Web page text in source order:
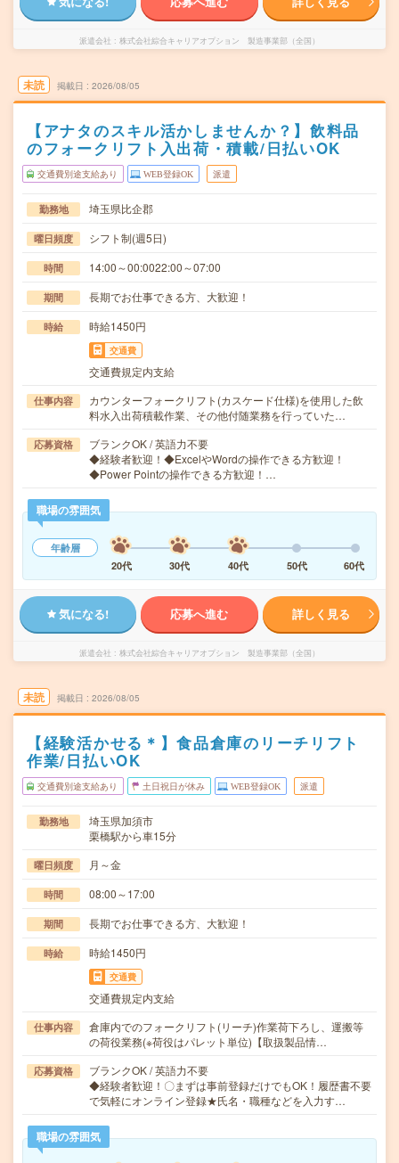
派遣会社 株式会社綜合キャリアオプション 製造事業部（全国）
未読 掲載日 2026/08/05
【アナタのスキル活かしませんか？】飲料品
のフォークリフト入出荷・積載/日払いOK
交通費別途支給あり WEB登録OK 派遣
勤務地 埼玉県比企郡
曜日頻度 シフト制(週5日)
時間 14:00～00:0022:00～07:00
期間 長期でお仕事できる方、大歓迎！
時給 時給1450円
交通費
交通費規定内支給
仕事内容
カウンターフォークリフト(カスケード仕様)を使用した飲
料水入出荷積載作業、その他付随業務を行っていた…
応募資格
ブランクOK / 英語力不要
◆経験者歓迎！◆ExcelやWordの操作できる方歓迎！
◆Power Pointの操作できる方歓迎！…
職場の雰囲気
年齢層
20代
30代 40代 50代 60代
気になる! 応募へ進む 詳しく見る
派遣会社 株式会社綜合キャリアオプション 製造事業部（全国）
未読 掲載日 2026/08/05
【経験活かせる＊】食品倉庫のリーチリフト
作業/日払いOK
交通費別途支給あり 土日祝日が休み WEB登録OK 派遣
勤務地
埼玉県加須市
栗橋駅から車15分
曜日頻度 月～金
時間 08:00～17:00
期間 長期でお仕事できる方、大歓迎！
時給 時給1450円
交通費
交通費規定内支給
仕事内容
倉庫内でのフォークリフト(リーチ)作業荷下ろし、運搬等
の荷役業務(※荷役はパレット単位)【取扱製品情…
応募資格
ブランクOK / 英語力不要
◆経験者歓迎！〇まずは事前登録だけでもOK！履歴書不要
で気軽にオンライン登録★氏名・職種などを入力す…
職場の雰囲気